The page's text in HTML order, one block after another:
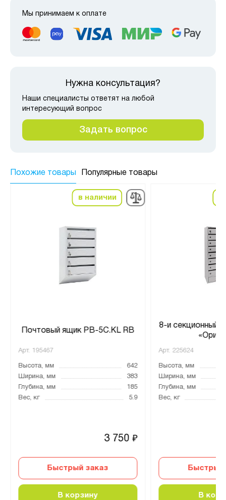
Мы принимаем к оплате
Нужна консультация?
Наши специалисты ответят на любой
интересующий вопрос
Задать вопрос
Похожие товары Популярные товары
в наличии
Почтовый ящик PB-5C.KL RВ
Арт. 195467
Высота, мм
642
Ширина, мм
383
Глубина, мм
185
Вес, кг
5.9
3 750₽
Быстрый заказ
В корзину
8-и секционный
Арт. 225624
Высота, мм
Ширина, мм
Глубина, мм
Вес, кг
Быстрый
В